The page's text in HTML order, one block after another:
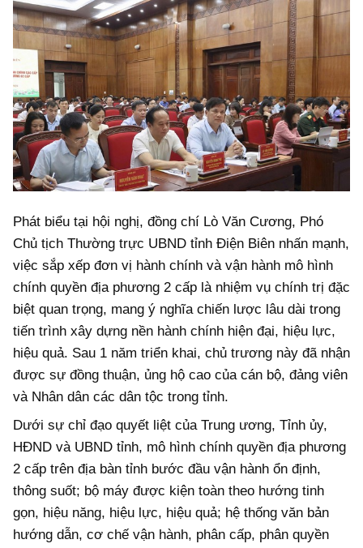
Phát biểu tại hội nghị, đồng chí Lò Văn Cương, Phó
Chủ tịch Thường trực UBND tỉnh Điện Biên nhấn mạnh,
việc sắp xếp đơn vị hành chính và vận hành mô hình
chính quyền địa phương 2 cấp là nhiệm vụ chính trị đặc
biệt quan trọng, mang ý nghĩa chiến lược lâu dài trong
tiến trình xây dựng nền hành chính hiện đại, hiệu lực,
hiệu quả. Sau 1 năm triển khai, chủ trương này đã nhận
được sự đồng thuận, ủng hộ cao của cán bộ, đảng viên
và Nhân dân các dân tộc trong tỉnh.
Dưới sự chỉ đạo quyết liệt của Trung ương, Tỉnh ủy,
HĐND và UBND tỉnh, mô hình chính quyền địa phương
2 cấp trên địa bàn tỉnh bước đầu vận hành ổn định,
thông suốt; bộ máy được kiện toàn theo hướng tinh
gọn, hiệu năng, hiệu lực, hiệu quả; hệ thống văn bản
hướng dẫn, cơ chế vận hành, phân cấp, phân quyền